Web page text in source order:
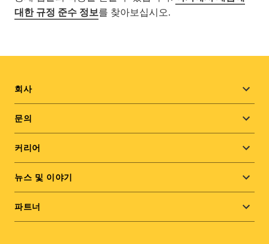
대한 규정 준수 정보를 찾아보십시오.
Footer
menu
회사
문의
커리어
뉴스 및 이야기
파트너